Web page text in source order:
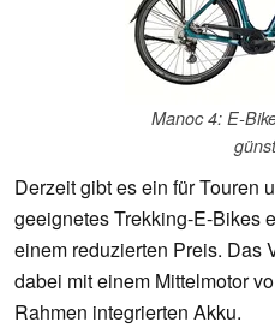
Manoc 4: E-
Derzeit gibt es ein für Touren
geeignetes Trekking-E-Bikes
einem reduzierten Preis. Das
dabei mit einem Mittelmotor
Rahmen integrierten Akku.